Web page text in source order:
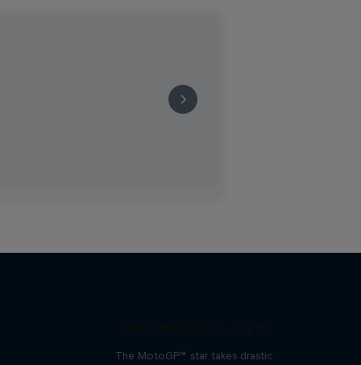
The MotoGP™ star takes drastic